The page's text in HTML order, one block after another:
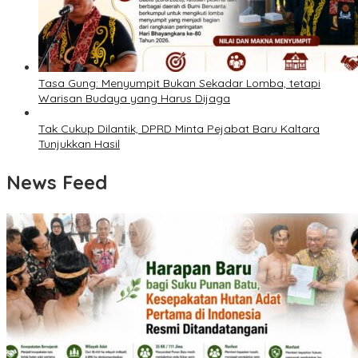
Tasa Gung: Menyumpit Bukan Sekadar Lomba, tetapi
Warisan Budaya yang Harus Dijaga
Tak Cukup Dilantik, DPRD Minta Pejabat Baru Kaltara
Tunjukkan Hasil
News Feed